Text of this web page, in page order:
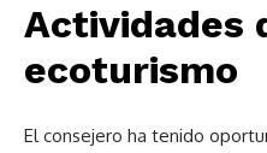
Actividades
ecoturismo
El consejero ha tenido